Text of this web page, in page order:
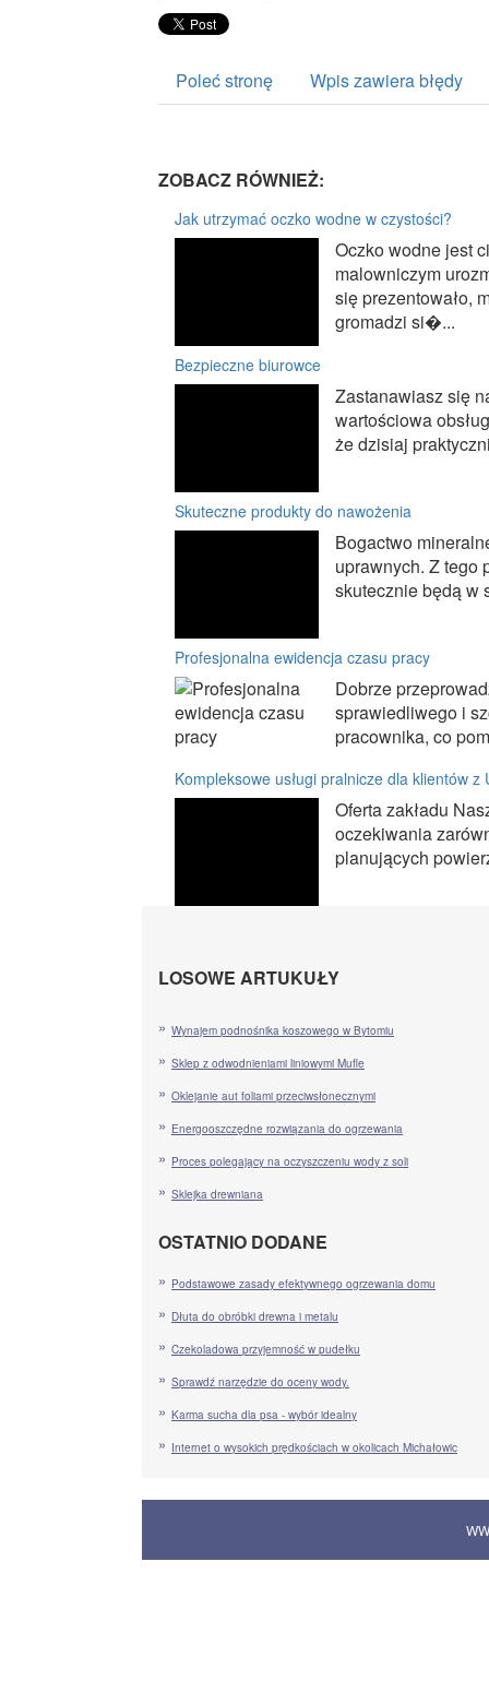
Poleć stronę Wpis zawiera błędy
ZOBACZ RÓWNIEŻ:
Jak utrzymać oczko wodne w czystości?
Oczko wodne jest
malowniczym
się prezentowało,
gromadzi si�...
Bezpieczne biurowce
Zastanawiasz się
wartościowa
że dzisiaj
Skuteczne produkty do nawożenia
Bogactwo
uprawnych. Z tego
skutecznie będą w
Profesjonalna ewidencja czasu pracy
Dobrze
sprawiedliwego i
pracownika, co
Kompleksowe usługi pralnicze dla klientów z
Oferta zakładu
oczekiwania
planujących
LOSOWE ARTUKUŁY
Wynajem podnośnika koszowego w Bytomiu
Sklep z odwodnieniami liniowymi Mufle
Oklejanie aut foliami przeciwsłonecznymi
Energooszczędne rozwiązania do ogrzewania
Proces polegający na oczyszczeniu wody z soli
Sklejka drewniana
OSTATNIO DODANE
Podstawowe zasady efektywnego ogrzewania domu
Dłuta do obróbki drewna i metalu
Czekoladowa przyjemność w pudełku
Sprawdź narzędzie do oceny wody.
Karma sucha dla psa - wybór idealny
Internet o wysokich prędkościach w okolicach Michałowic